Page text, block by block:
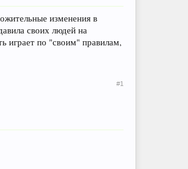
изменения в
своих людей на
играет по "своим" правилам,
#1